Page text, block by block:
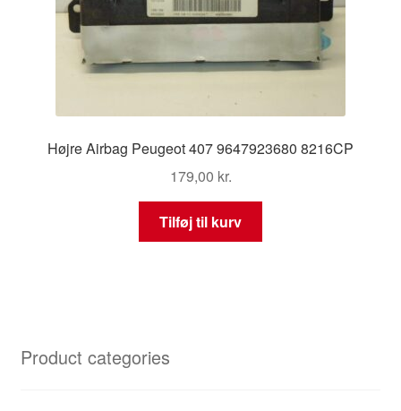
Højre Airbag Peugeot 407 9647923680 8216CP
179,00 kr.
Tilføj til kurv
Product categories